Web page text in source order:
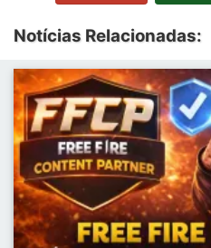
Notícias Relacionadas: